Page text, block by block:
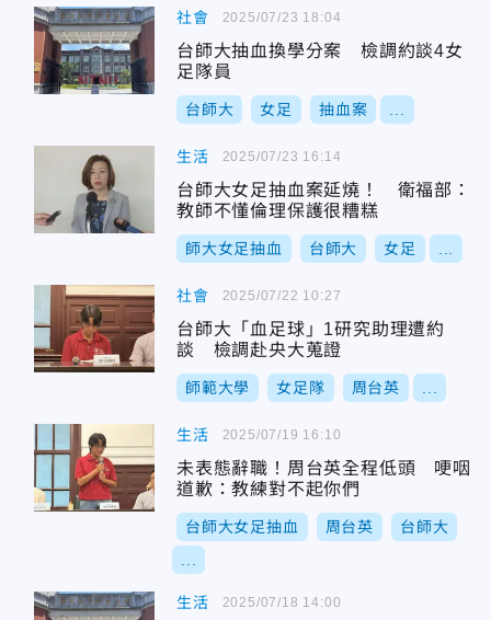
社會
台師大抽血換學分案 檢調約談4女
足隊員
台師大 女足 抽血案
2025/07/23 18:04
生活
台師大女足抽血案延燒！ 衛福部：
教師不懂倫理保護很糟糕
師大女足抽血 台師大 女足
2025/07/23 16:14
社會
台師大「血足球」1研究助理遭約
談 檢調赴央大蒐證
師範大學 女足隊 周台英
2025/07/22 10:27
生活
未表態辭職！周台英全程低頭 哽咽
道歉：教練對不起你們
台師大女足抽血 周台英 台師大
2025/07/19 16:10
生活 2025/07/18 14:00